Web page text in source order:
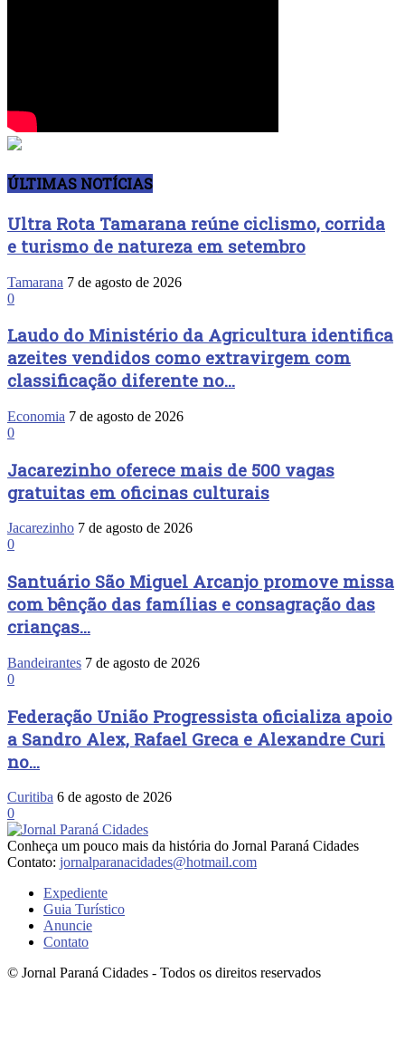
ÚLTIMAS NOTÍCIAS
Ultra Rota Tamarana reúne ciclismo, corrida
e turismo de natureza em setembro
Tamarana 7 de agosto de 2026
0
Laudo do Ministério da Agricultura identifica
azeites vendidos como extravirgem com
classificação diferente no...
Economia 7 de agosto de 2026
0
Jacarezinho oferece mais de 500 vagas
gratuitas em oficinas culturais
Jacarezinho 7 de agosto de 2026
0
Santuário São Miguel Arcanjo promove missa
com bênção das famílias e consagração das
crianças...
Bandeirantes 7 de agosto de 2026
0
Federação União Progressista oficializa apoio
a Sandro Alex, Rafael Greca e Alexandre Curi
no...
Curitiba 6 de agosto de 2026
0
Conheça um pouco mais da história do Jornal Paraná Cidades
Contato: jornalparanacidades@hotmail.com
Expediente
Guia Turístico
Anuncie
Contato
© Jornal Paraná Cidades - Todos os direitos reservados